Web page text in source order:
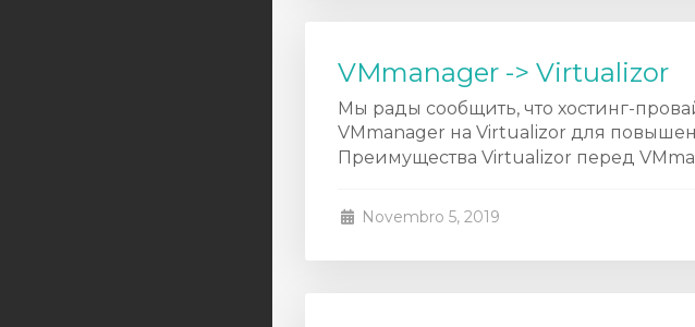
VMmanager -> Virtualizor
Мы рады сообщить, что хостинг-
VMmanager на Virtualizor для
Преимущества Virtualizor перед
Novembro 5, 2019